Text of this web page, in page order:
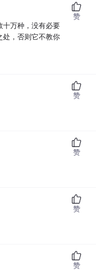
十万种，没有必要
处，否则它不教你
赞
赞
赞
赞
赞